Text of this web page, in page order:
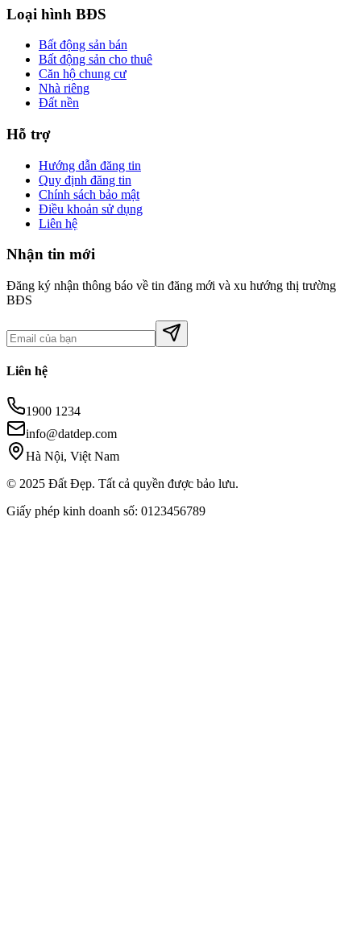
Loại hình BĐS
Bất động sản bán
Bất động sản cho thuê
Căn hộ chung cư
Nhà riêng
Đất nền
Hỗ trợ
Hướng dẫn đăng tin
Quy định đăng tin
Chính sách bảo mật
Điều khoản sử dụng
Liên hệ
Nhận tin mới
Đăng ký nhận thông báo về tin đăng mới và xu hướng thị trường
BĐS
Liên hệ
1900 1234
info@datdep.com
Hà Nội, Việt Nam
© 2025 Đất Đẹp. Tất cả quyền được bảo lưu.
Giấy phép kinh doanh số: 0123456789